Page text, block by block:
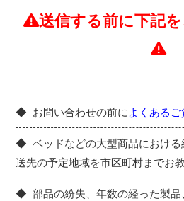
送信する前に下記
お問い合わせの前に よくあるご
ベッドなどの大型商品におけ
送先の予定地域を市区町村までお
部品の紛失、年数の経った製